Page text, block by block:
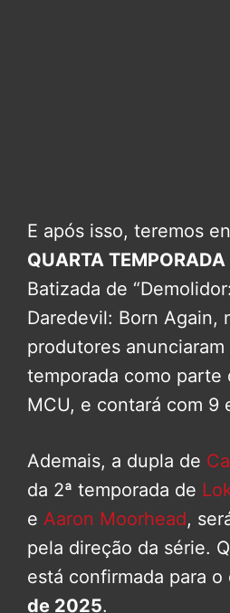
E após isso, teremos
QUARTA TEMPORADA
Batizada de
Daredevil: Born Again,
produtores anunciaram
temporada como parte
MCU, e contará com 9
Ademais, a dupla de
da 2ª temporada de
e Aaron Moorhead,
pela direção da série.
está confirmada para o
de 2025.